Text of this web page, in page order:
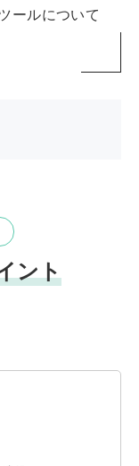
ールについて
ント